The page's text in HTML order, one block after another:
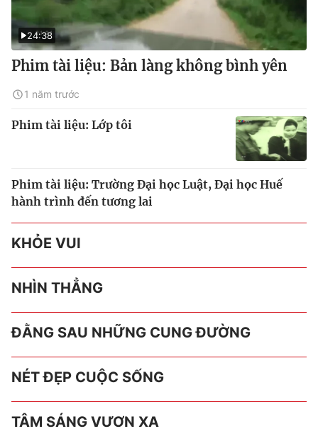
24:38
Phim tài liệu: Bản làng không bình yên
1 năm trước
Phim tài liệu: Lớp tôi
Phim tài liệu: Trường Đại học Luật, Đại học Huế
hành trình đến tương lai
KHỎE VUI
NHÌN THẲNG
ĐẰNG SAU NHỮNG CUNG ĐƯỜNG
NÉT ĐẸP CUỘC SỐNG
TÂM SÁNG VƯƠN XA